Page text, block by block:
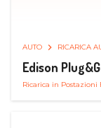
AUTO RICARICA
Edison
Ricarica in Postazioni